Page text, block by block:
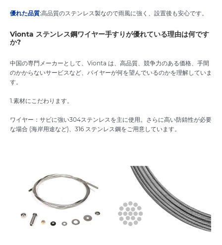
優れた品質:高品質のステンレス製なので雨風に強く、設置後も安心です。
Vionta ステンレス鋼ワイヤー手すりが優れている理由は何です
か?
中国の専門メーカーとして、Vionta は、高品質、競争力のある価格、手間
のかからないサービスなど、バイヤーが何を望んでいるのかを理解していま
す。
1.素材にこだわります。
ワイヤー：サビに強い304ステンレスを主に使用。さらに高い防錆性が必要
な場合 (海岸用途など)、316 ステンレス鋼をご用意しています。